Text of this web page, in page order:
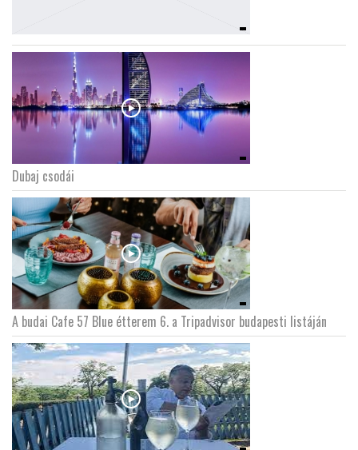
Dubaj csodái
A budai Cafe 57 Blue étterem 6. a Tripadvisor budapesti listáján